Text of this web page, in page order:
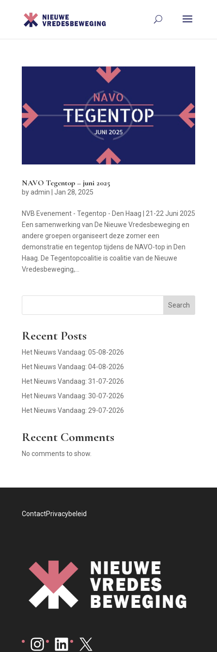
NAVO Tegentop – juni 2025
byadmin | Jan 28, 2025
NVB Evenement - Tegentop - Den Haag | 21-22 Juni 2025
Een samenwerking van De Nieuwe Vredesbeweging en
andere groepen organiseert deze zomer een
demonstratie en tegentop tijdens de NAVO-top in Den
Haag. De Tegentopcoalitie is coalitie van de Nieuwe
Vredesbeweging,...
Search
Recent Posts
Het Nieuws Vandaag: 05-08-2026
Het Nieuws Vandaag: 04-08-2026
Het Nieuws Vandaag: 31-07-2026
Het Nieuws Vandaag: 30-07-2026
Het Nieuws Vandaag: 29-07-2026
Recent Comments
No comments to show.
ContactPrivacybeleid
Instagram
LinkedIn
X